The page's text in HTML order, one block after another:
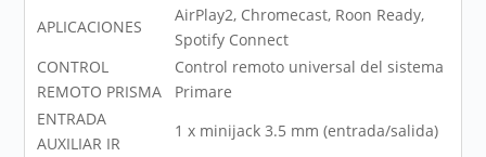
APLICACIONES
AirPlay2, Chromecast, Roon Ready,
Spotify Connect
CONTROL
REMOTO PRISMA
Control remoto universal del sistema
Primare
ENTRADA
AUXILIAR IR
1 x minijack 3.5 mm (entrada/salida)